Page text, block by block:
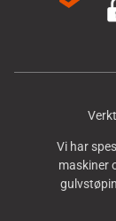
Vi har
maskiner